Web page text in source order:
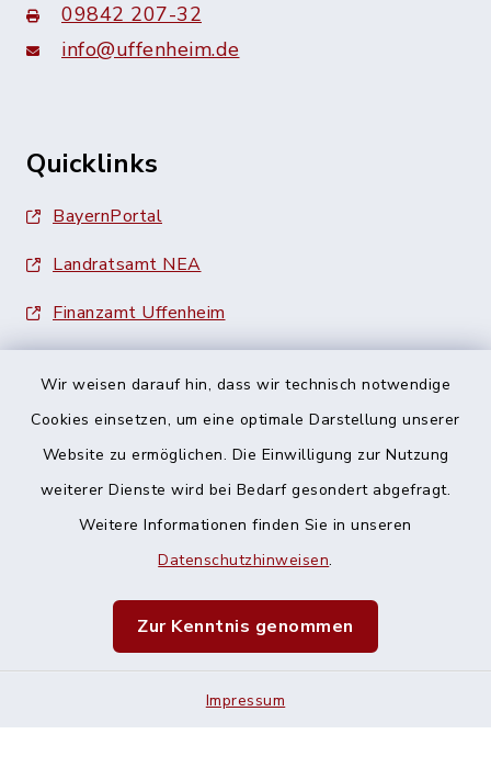
Wir weisen darauf hin, dass wir technisch notwendige
Cookies einsetzen, um eine optimale Darstellung unserer
Website zu ermöglichen. Die Einwilligung zur Nutzung
weiterer Dienste wird bei Bedarf gesondert abgefragt.
Weitere Informationen finden Sie in unseren
Datenschutzhinweisen.
Zur Kenntnis genommen
Impressum
09842 207-32
info@uffenheim.de
Quicklinks
BayernPortal
Landratsamt NEA
Finanzamt Uffenheim
Barrierefreiheit
Impressum
Sitemap